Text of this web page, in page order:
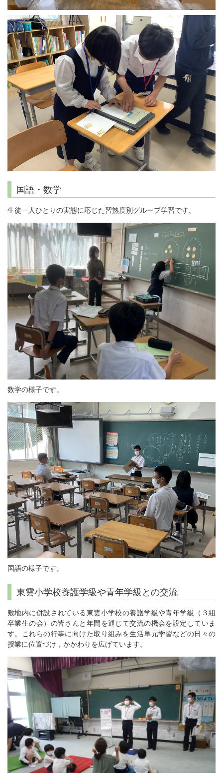
国語・数学
生徒一人ひとりの実態に応じた習熟度別グループ学習です。
数学の様子です。
国語の様子です。
東雲小学校養護学級や青年学級との交流
敷地内に併設されている東雲小学校の養護学級や青年学級（３組
卒業生の会）の皆さんと年間を通じて交流の機会を設定していま
す。これらの行事に向けた取り組みを生活単元学習などの日々の
授業に位置づけ，かかわりを広げています。